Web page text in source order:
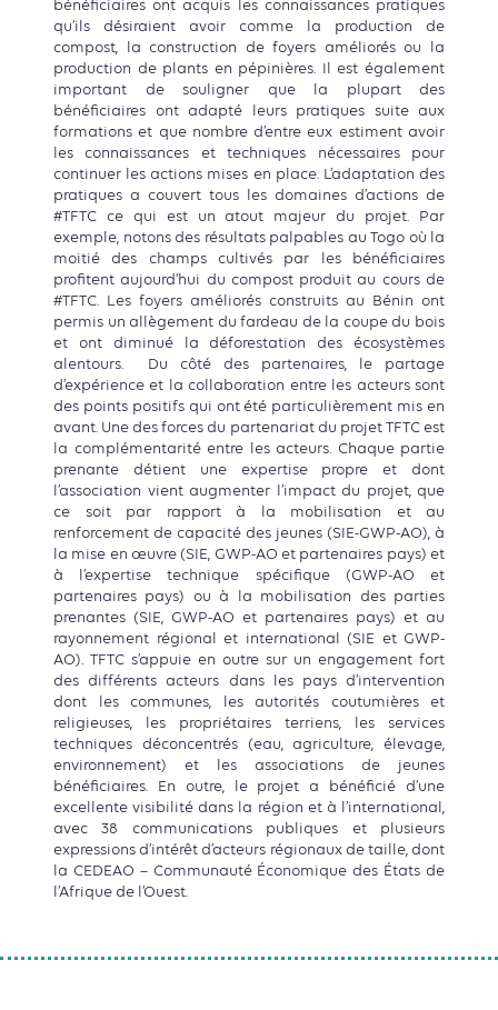
bénéficiaires ont acquis les connaissances pratiques
qu’ils désiraient avoir comme la production de
compost, la construction de foyers améliorés ou la
production de plants en pépinières. Il est également
important de souligner que la plupart des
bénéficiaires ont adapté leurs pratiques suite aux
formations et que nombre d’entre eux estiment avoir
les connaissances et techniques nécessaires pour
continuer les actions mises en place. L’adaptation des
pratiques a couvert tous les domaines d’actions de
#TFTC ce qui est un atout majeur du projet. Par
exemple, notons des résultats palpables au Togo où la
moitié des champs cultivés par les bénéficiaires
profitent aujourd’hui du compost produit au cours de
#TFTC. Les foyers améliorés construits au Bénin ont
permis un allègement du fardeau de la coupe du bois
et ont diminué la déforestation des écosystèmes
alentours. Du côté des partenaires, le partage
d’expérience et la collaboration entre les acteurs sont
des points positifs qui ont été particulièrement mis en
avant. Une des forces du partenariat du projet TFTC est
la complémentarité entre les acteurs. Chaque partie
prenante détient une expertise propre et dont
l’association vient augmenter l’impact du projet, que
ce soit par rapport à la mobilisation et au
renforcement de capacité des jeunes (SIE-GWP-AO), à
la mise en œuvre (SIE, GWP-AO et partenaires pays) et
à l’expertise technique spécifique (GWP-AO et
partenaires pays) ou à la mobilisation des parties
prenantes (SIE, GWP-AO et partenaires pays) et au
rayonnement régional et international (SIE et GWP-
AO). TFTC s’appuie en outre sur un engagement fort
des différents acteurs dans les pays d’intervention
dont les communes, les autorités coutumières et
religieuses, les propriétaires terriens, les services
techniques déconcentrés (eau, agriculture, élevage,
environnement) et les associations de jeunes
bénéficiaires. En outre, le projet a bénéficié d’une
excellente visibilité dans la région et à l’international,
avec 38 communications publiques et plusieurs
expressions d’intérêt d’acteurs régionaux de taille, dont
la CEDEAO – Communauté Économique des États de
l’Afrique de l’Ouest.